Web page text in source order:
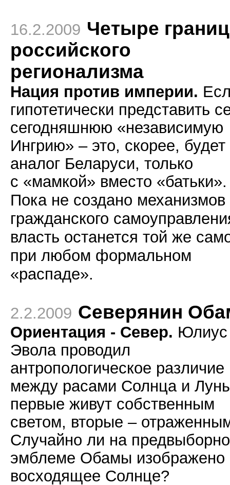
16.2.2009 Четыре
российского
регионализма
Нация против империи.
гипотетически представить
сегодняшнюю «независимую
Ингрию» – это, скорее, будет
аналог Беларуси, только
с «мамкой» вместо «батьки».
Пока не создано механизмов
гражданского
власть останется той же
при любом формальном
«распаде».
2.2.2009 Северянин
Ориентация - Север. Юлиус
Эвола проводил
антропологическое различие
между расами Солнца и
первые живут собственным
светом, вторые –
Случайно ли на
эмблеме Обамы изображено
восходящее Солнце?